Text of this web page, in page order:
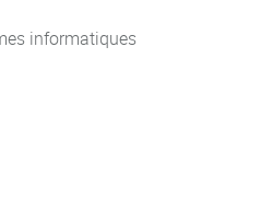
informatiques